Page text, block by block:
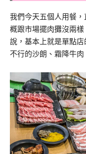
我們今天五個人用餐
概跟市場擺肉攤沒兩
說，基本上就是單點
不行的沙朗、霜降牛肉